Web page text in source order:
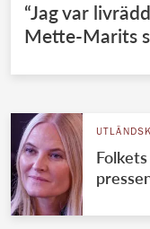
“Jag var
Mette-Marits